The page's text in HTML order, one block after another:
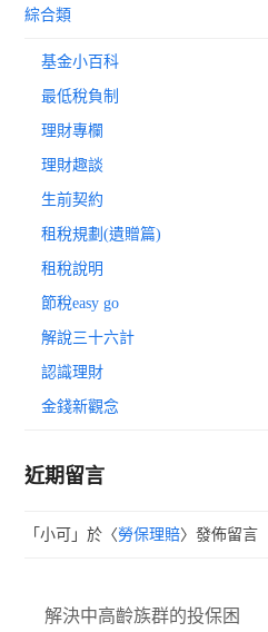
綜合類
基金小百科
最低稅負制
理財專欄
理財趣談
生前契約
租稅規劃(遺贈篇)
租稅說明
節稅easy go
解說三十六計
認識理財
金錢新觀念
近期留言
「小可 」於〈勞保理賠〉發佈留言
解決中高齡族群的投保困